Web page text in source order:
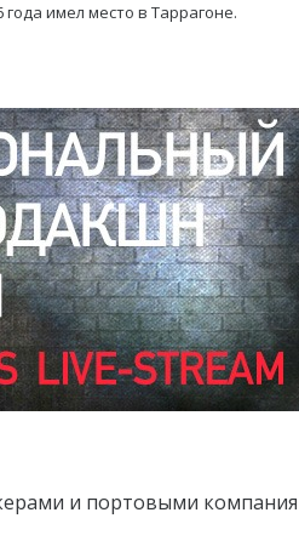
имел место в Таррагоне.
и портовыми